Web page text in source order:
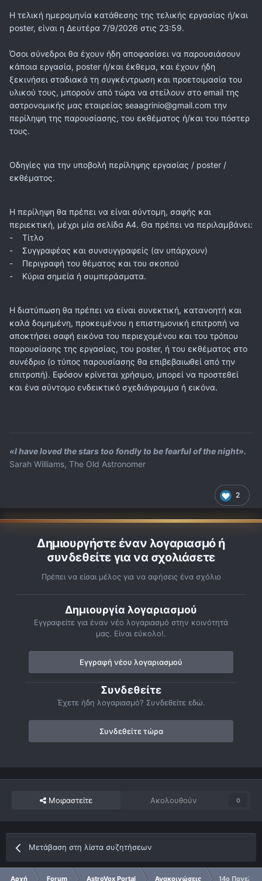
Η τελική ημερομηνία κατάθεσης της τελικής εργασίας ή/και
poster, είναι η Δευτέρα 7/9/2026 στις 23:59.
Όσοι σύνεδροι θα έχουν ήδη αποφασίσει να παρουσιάσουν
κάποια εργασία, poster ή/και έκθεμα, και έχουν ήδη
ξεκινήσει σταδιακά τη συγκέντρωση και προετοιμασία του
υλικού τους, μπορούν από τώρα να στείλουν στο email της
αστρονομικής μας εταιρείας seaagrinio@gmail.com την
περίληψη της παρουσίασης, του εκθέματος ή/και του πόστερ
τους.
Οδηγίες για την υποβολή περίληψης εργασίας / poster /
εκθέματος.
Η περίληψη θα πρέπει να είναι σύντομη, σαφής και
περιεκτική, μέχρι μία σελίδα Α4. Θα πρέπει να περιλαμβάνει:
- Τίτλο
- Συγγραφέας και συνσυγγραφείς (αν υπάρχουν)
- Περιγραφή του θέματος και του σκοπού
- Κύρια σημεία ή συμπεράσματα.
Η διατύπωση θα πρέπει να είναι συνεκτική, κατανοητή και
καλά δομημένη, προκειμένου η επιστημονική επιτροπή να
αποκτήσει σαφή εικόνα του περιεχομένου και του τρόπου
παρουσίασης της εργασίας, του poster, ή του εκθέματος στο
συνέδριο (ο τύπος παρουσίασης θα επιβεβαιωθεί από την
επιτροπή). Εφόσον κρίνεται χρήσιμο, μπορεί να προστεθεί
και ένα σύντομο ενδεικτικό σχεδιάγραμμα ή εικόνα.
2
«I have loved the stars too fondly to be fearful of the night».
Sarah Williams, The Old Astronomer
Δημιουργήστε έναν λογαριασμό ή
συνδεθείτε για να σχολιάσετε
Πρέπει να είσαι μέλος για να αφήσεις ένα σχόλιο
Δημιουργία λογαριασμού
Εγγραφείτε για έναν νέο λογαριασμό στην κοινότητά
μας. Είναι εύκολο!.
Εγγραφή νέου λογαριασμού
Συνδεθείτε
Έχετε ήδη λογαριασμό? Συνδεθείτε εδώ.
Συνδεθείτε τώρα
Μοιραστείτε Ακολουθούν 0
Μετάβαση στη λίστα συζητήσεων
Αρχή Forum AstroVox Portal Ανακοινώσεις 14ο